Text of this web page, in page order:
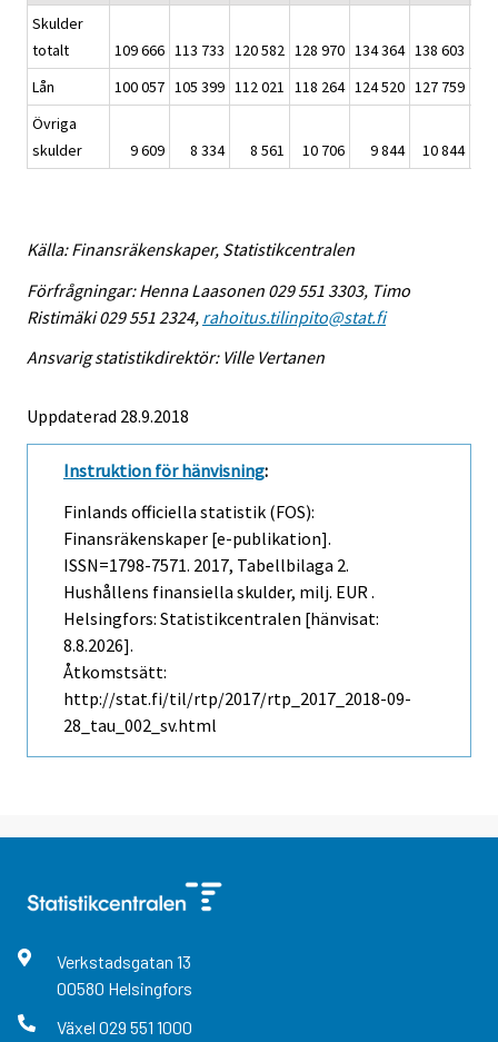
Skulder
totalt
109 666 113 733 120 582 128 970 134 364 138 603
Lån
100 057 105 399 112 021 118 264 124 520 127 759
Övriga
skulder
9 609 8 334 8 561 10 706 9 844 10 844
Källa: Finansräkenskaper, Statistikcentralen
Förfrågningar: Henna Laasonen 029 551 3303, Timo
Ristimäki 029 551 2324, rahoitus.tilinpito@stat.fi
Ansvarig statistikdirektör: Ville Vertanen
Uppdaterad 28.9.2018
Instruktion för hänvisning:
Finlands officiella statistik (FOS):
Finansräkenskaper [e-publikation].
ISSN=1798-7571. 2017, Tabellbilaga 2.
Hushållens finansiella skulder, milj. EUR .
Helsingfors: Statistikcentralen [hänvisat:
8.8.2026].
Åtkomstsätt:
http://stat.fi/til/rtp/2017/rtp_2017_2018-09-
28_tau_002_sv.html
Verkstadsgatan 13
00580 Helsingfors
Växel 029 551 1000